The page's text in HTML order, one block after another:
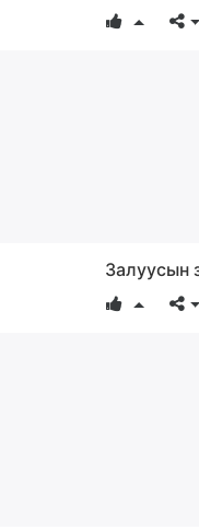
Залуусын